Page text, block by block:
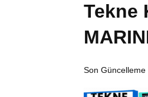
Tekne
Son Güncelleme